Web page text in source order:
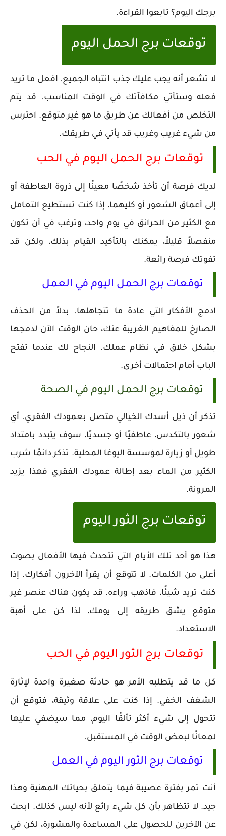
برجك اليوم؟ تابعوا القراءة.
توقعات برج الحمل اليوم
لا تشعر أنه يجب عليك جذب انتباه الجميع. افعل ما تريد
فعله وستأتي مكافآتك في الوقت المناسب. قد يتم
التخلص من أفعالك عن طريق ما هو غير متوقع. احترس
من شيء غريب وغريب قد يأتي في طريقك.
توقعات برج الحمل اليوم في الحب
لديك فرصة أن تأخذ شخصًا معينًا إلى ذروة العاطفة أو
إلى أعماق الشعور أو كليهما، إذا كنت تستطيع التعامل
مع الكثير من الحرائق في يوم واحد، وترغب في أن تكون
منفصلاً قليلاً، يمكنك بالتأكيد القيام بذلك، ولكن قد
تفوتك فرصة رائعة.
توقعات برج الحمل اليوم في العمل
ادمج الأفكار التي عادة ما تتجاهلها. بدلاً من الحذف
الصارخ للمفاهيم الغريبة عنك، حان الوقت الآن لدمجها
بشكل خلاق في نظام عملك. النجاح لك عندما تفتح
الباب أمام احتمالات أخرى.
توقعات برج الحمل اليوم في الصحة
تذكر أن ذيل أسدك الخيالي متصل بعمودك الفقري. أي
شعور بالتكدس، عاطفيًا أو جسديًا، سوف يتبدد بامتداد
طويل أو زيارة لمؤسسة اليوغا المحلية. تذكر دائمًا شرب
الكثير من الماء بعد إطالة عمودك الفقري فهذا يزيد
المرونة.
توقعات برج الثور اليوم
هذا هو أحد تلك الأيام التي تتحدث فيها الأفعال بصوت
أعلى من الكلمات. لا تتوقع أن يقرأ الآخرون أفكارك. إذا
كنت تريد شيئًا، فاذهب وراءه. قد يكون هناك عنصر غير
متوقع يشق طريقه إلى يومك، لذا كن على أهبة
الاستعداد.
توقعات برج الثور اليوم في الحب
كل ما قد يتطلبه الأمر هو حادثة صغيرة واحدة لإثارة
الشغف الخفي. إذا كنت على علاقة وثيقة، فتوقع أن
تتحول إلى شيء أكثر تألقًا اليوم، مما سيضفي عليها
لمعانًا لبعض الوقت في المستقبل.
توقعات برج الثور اليوم في العمل
أنت تمر بفترة عصيبة فيما يتعلق بحياتك المهنية وهذا
جيد. لا تتظاهر بأن كل شيء رائع لأنه ليس كذلك. ابحث
عن الآخرين للحصول على المساعدة والمشورة، لكن في